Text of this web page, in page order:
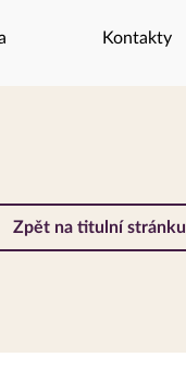
Kontakty
Zpět na titulní stránku